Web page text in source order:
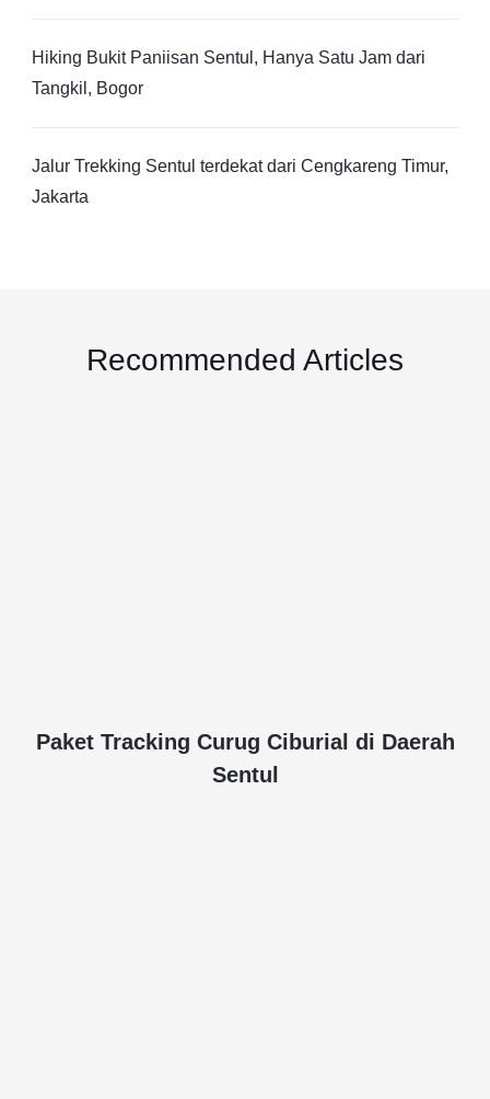
Hiking Bukit Paniisan Sentul, Hanya Satu Jam dari
Tangkil, Bogor
Jalur Trekking Sentul terdekat dari Cengkareng Timur,
Jakarta
Recommended Articles
Paket Tracking Curug Ciburial di Daerah
Sentul